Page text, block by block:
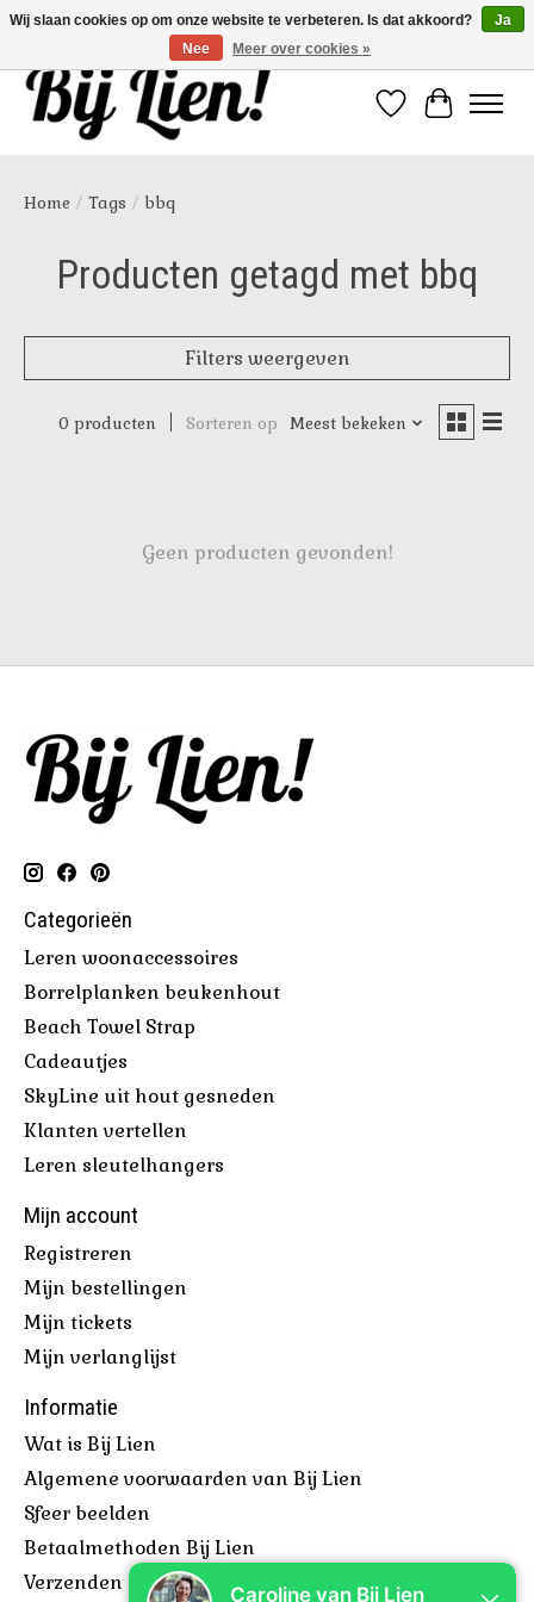
Verlanglijst
Home / Tags / bbq
Producten getagd met bbq
Filters weergeven
0 producten Sorteren op Meest bekeken
Geen producten gevonden!
Categorieën
Leren woonaccessoires
Borrelplanken beukenhout
Beach Towel Strap
Cadeautjes
SkyLine uit hout gesneden
Klanten vertellen
Leren sleutelhangers
Mijn account
Registreren
Mijn bestellingen
Mijn tickets
Mijn verlanglijst
Informatie
Wat is Bij Lien
Algemene voorwaarden van Bij Lien
Sfeer beelden
Betaalmethoden Bij Lien
Verzenden & retourneren
Wij slaan cookies op om onze website te verbeteren. Is dat akkoord?
Ja
Nee
Meer over cookies »